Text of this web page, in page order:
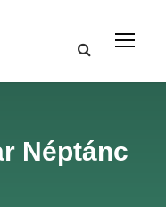
Néptánc